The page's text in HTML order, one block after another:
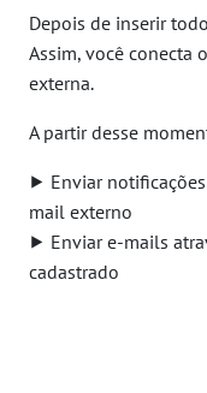
Depois de inserir
Assim, você conecta
externa.
A partir desse
⯈ Enviar
mail externo
⯈ Enviar e-mails
cadastrado